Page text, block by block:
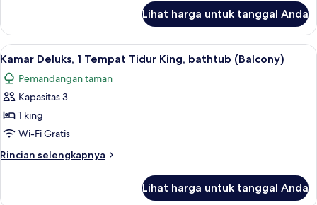
Twin,
bathtub
(Balcony)
Kamar
Deluks,
2
Tidur
Twin,
(Balcony)
Lihat harga untuk tanggal Anda
Lihat
semua
foto
untuk
Kamar
Deluks,
1
Tempat
King,
Kamar Deluks, 1 Tempat Tidur King,
7
Kamar Deluks, 1 Tempat Tidur King, bathtub (Balcony)
Pemandangan taman
Kapasitas 3
1 king
Wi-Fi Gratis
Rincian selengkapnya
Rincian
Lihat harga untuk tanggal Anda